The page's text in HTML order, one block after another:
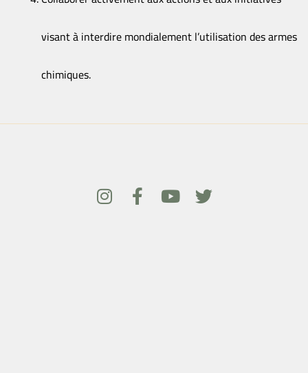
visant à interdire mondialement l’utilisation des armes
chimiques.